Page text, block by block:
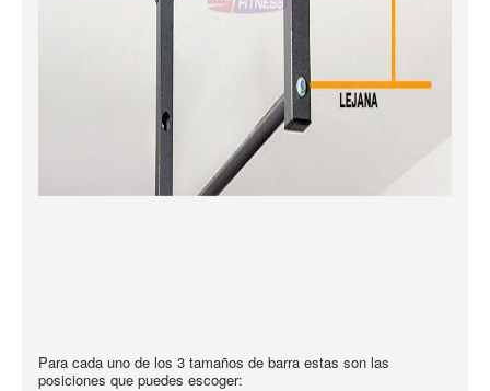
Para cada uno de los 3 tamaños de barra estas son las
posiciones que puedes escoger: